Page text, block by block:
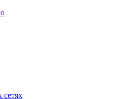
сетях